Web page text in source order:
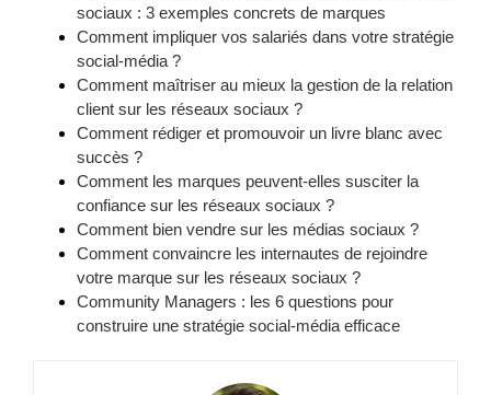
sociaux : 3 exemples concrets de marques
Comment impliquer vos salariés dans votre stratégie
social-média ?
Comment maîtriser au mieux la gestion de la relation
client sur les réseaux sociaux ?
Comment rédiger et promouvoir un livre blanc avec
succès ?
Comment les marques peuvent-elles susciter la
confiance sur les réseaux sociaux ?
Comment bien vendre sur les médias sociaux ?
Comment convaincre les internautes de rejoindre
votre marque sur les réseaux sociaux ?
Community Managers : les 6 questions pour
construire une stratégie social-média efficace